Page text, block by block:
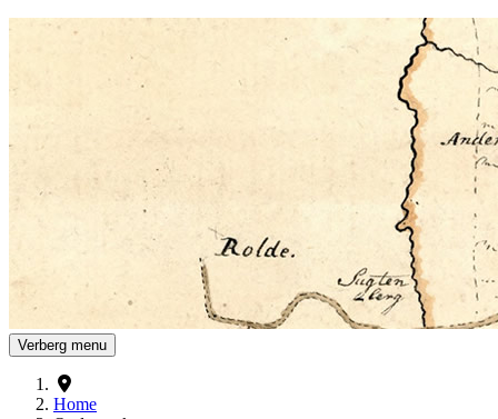
Drents Archief
Verberg menu
Home